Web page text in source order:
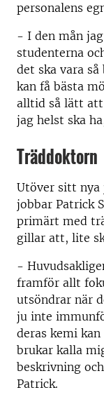
personalens
- I den mån
studenterna
det ska vara
kan få bästa
alltid så lätt
jag helst ska
Träddoktorn
Utöver sitt nya
jobbar Patrick
primärt med
gillar att, lite
-
framför allt
utsöndrar när
ju inte
deras kemi kan
brukar kalla
beskrivning
Patrick.